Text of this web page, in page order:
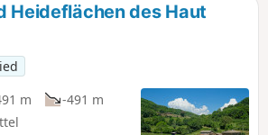
Heideflächen des Haut
m
-491 m